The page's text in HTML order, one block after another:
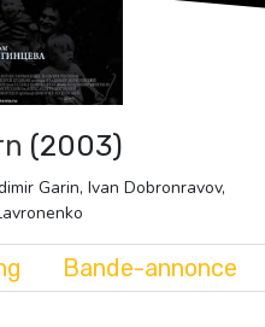
(2003)
Garin, Ivan Dobronravov,
Bande-annonce